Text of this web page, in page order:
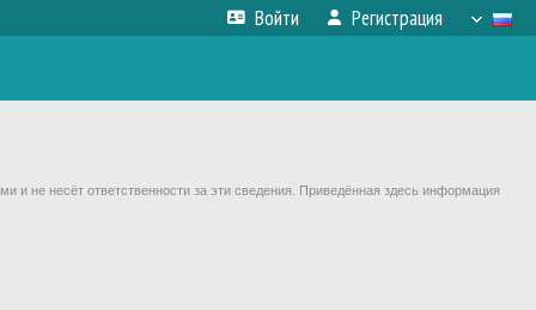
Войти Регистрация
и не несёт ответственности за эти сведения. Приведённая здесь информация